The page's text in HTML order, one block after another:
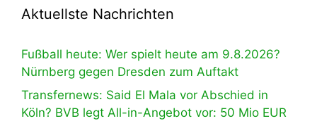
Aktuellste Nachrichten
Fußball heute: Wer spielt heute am 9.8.2026?
Nürnberg gegen Dresden zum Auftakt
Transfernews: Said El Mala vor Abschied in
Köln? BVB legt All-in-Angebot vor: 50 Mio EUR